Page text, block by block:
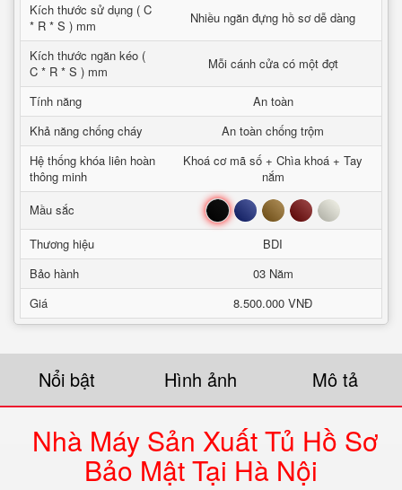
Kích thước sử dụng ( C
* R * S ) mm
Nhiều ngăn đựng hồ sơ dễ dàng
Kích thước ngăn kéo (
C * R * S ) mm
Mỗi cánh cửa có một đợt
Tính năng
An toàn
Khả năng chống cháy
An toàn chống trộm
Hệ thống khóa liên hoàn
thông minh
Khoá cơ mã số + Chìa khoá + Tay
nắm
Mầu sắc
Đen Xanh Nâu Đỏ Trắng
Thương hiệu
BDI
Bảo hành
03 Năm
Giá
8.500.000 VNĐ
Nổi bật Hình ảnh Mô tả
Nhà Máy Sản Xuất Tủ Hồ Sơ
Bảo Mật Tại Hà Nội